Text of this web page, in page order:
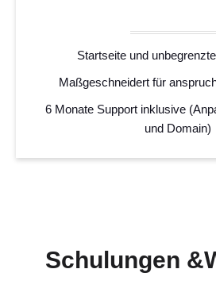
Startseite und
Maßgeschneidert für
6 Monate Support inklusive
und Domain)
Schulungen